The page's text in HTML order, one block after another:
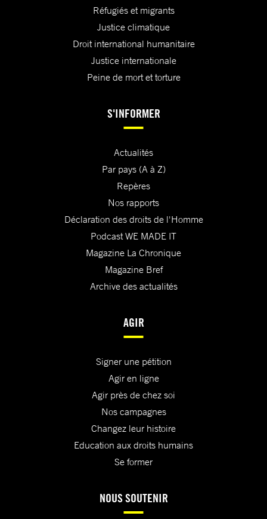
Réfugiés et migrants
Justice climatique
Droit international humanitaire
Justice internationale
Peine de mort et torture
S'INFORMER
Actualités
Par pays (A à Z)
Repères
Nos rapports
Déclaration des droits de l'Homme
Podcast WE MADE IT
Magazine La Chronique
Magazine Bref
Archive des actualités
AGIR
Signer une pétition
Agir en ligne
Agir près de chez soi
Nos campagnes
Changez leur histoire
Education aux droits humains
Se former
NOUS SOUTENIR